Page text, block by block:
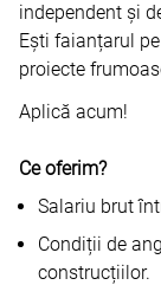
independent și
Ești faianțarul
proiecte
Aplică acum!
Ce oferim?
Salariu brut
Condiții de
construcțiilor.